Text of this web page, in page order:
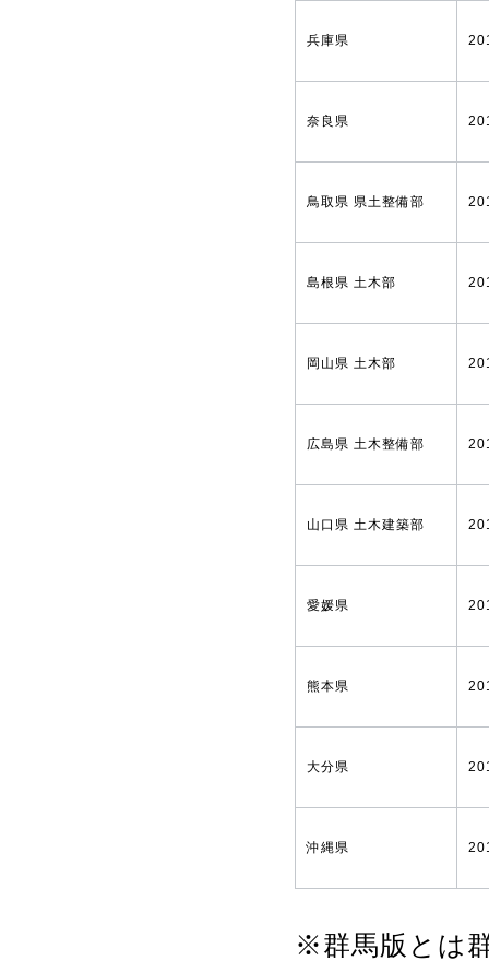
兵庫県
奈良県
鳥取県 県土整備部
島根県 土木部
岡山県 土木部
広島県 土木整備部
山口県 土木建築部
愛媛県
熊本県
大分県
沖縄県
※群馬版とは